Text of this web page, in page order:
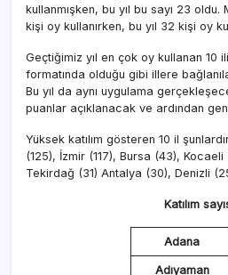
kullanmışken, bu yıl bu sayı 23 oldu.
kişi oy kullanırken, bu yıl 32 kişi oy
Geçtiğimiz yıl en çok oy kullanan 10
formatında olduğu gibi illere
Bu yıl da aynı uygulama
puanlar açıklanacak ve ardından
Yüksek katılım gösteren 10 il
(125), İzmir (117), Bursa (43),
Tekirdağ (31) Antalya (30), Denizli
Katılım
Adana
Adıyaman